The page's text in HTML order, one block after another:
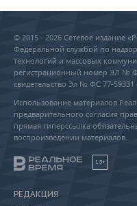
© 2015 - 2026 Сетевое издание
Федеральной службой по
технологий и массовых
регистрационный номер ЭЛ №
свидетельство Эл № ФС 77-59331
Использование материалов
предварительного согласия
прямая гиперссылка
воспроизведении материалов.
18+
РЕДАКЦИЯ